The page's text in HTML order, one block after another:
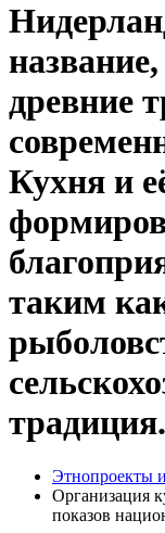
древние
Кухня и
таким
традиция.
Этнопроекты
Организация
показов